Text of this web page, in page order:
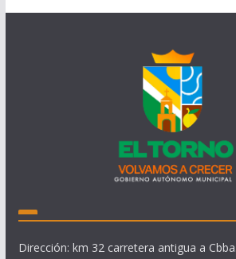
Dirección: km 32 carretera antigua a